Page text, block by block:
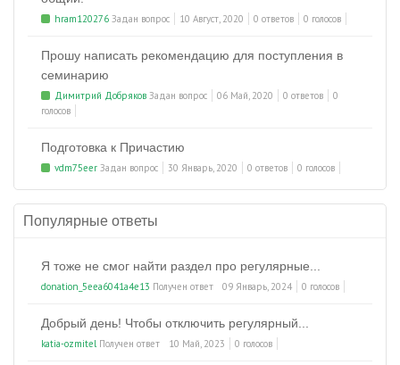
hram120276 Задан вопрос 10 Август, 2020 0 ответов 0 голосов
Прошу написать рекомендацию для поступления в
семинарию
Димитрий Добряков Задан вопрос 06 Май, 2020 0 ответов
0
голосов
Подготовка к Причастию
vdm75eer Задан вопрос 30 Январь, 2020 0 ответов 0 голосов
Популярные ответы
Я тоже не смог найти раздел про регулярные...
donation_5eea6041a4e13 Получен ответ 09 Январь, 2024 0 голосов
Добрый день! Чтобы отключить регулярный...
katia-ozmitelПолучен ответ 10 Май, 2023 0 голосов